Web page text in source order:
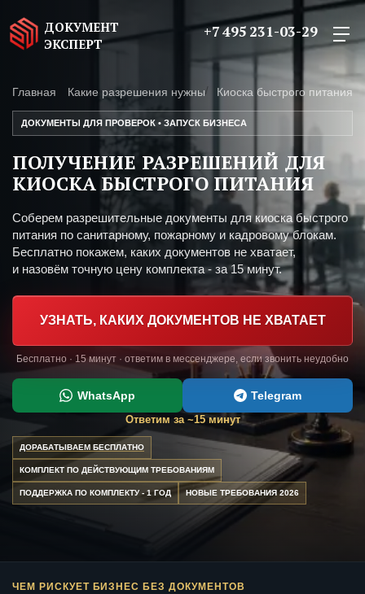
ДОКУМЕНТ
ЭКСПЕРТ
+7 495 231-03-29
Главная Какие разрешения нужны Киоска быстрого питания
ДОКУМЕНТЫ ДЛЯ ПРОВЕРОК • ЗАПУСК БИЗНЕСА
ПОЛУЧЕНИЕ РАЗРЕШЕНИЙ ДЛЯ
КИОСКА БЫСТРОГО ПИТАНИЯ
Соберем разрешительные документы для киоска быстрого
питания по санитарному, пожарному и кадровому блокам.
Бесплатно покажем, каких документов не хватает,
и назовём точную цену комплекта - за 15 минут.
УЗНАТЬ, КАКИХ ДОКУМЕНТОВ НЕ ХВАТАЕТ
Бесплатно · 15 минут · ответим в мессенджере, если звонить неудобно
WhatsApp Telegram
Ответим за ~15 минут
ДОРАБАТЫВАЕМ БЕСПЛАТНО
КОМПЛЕКТ ПО ДЕЙСТВУЮЩИМ ТРЕБОВАНИЯМ
ПОДДЕРЖКА ПО КОМПЛЕКТУ - 1 ГОД НОВЫЕ ТРЕБОВАНИЯ 2026
ЧЕМ РИСКУЕТ БИЗНЕС БЕЗ ДОКУМЕНТОВ